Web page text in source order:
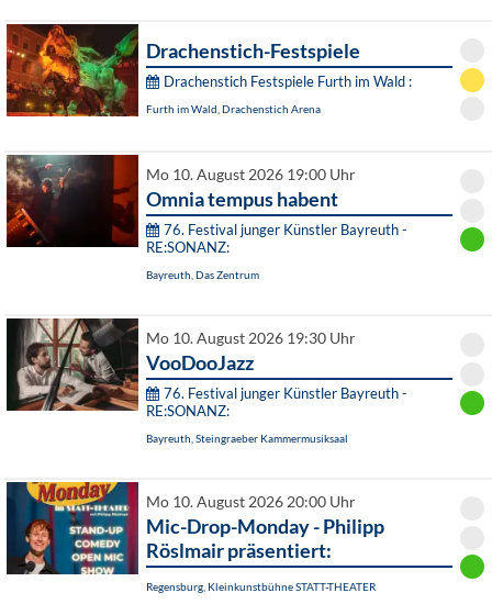
Drachenstich-Festspiele
Drachenstich Festspiele Furth im Wald :
Furth im Wald, Drachenstich Arena
Mo 10. August 2026 19:00 Uhr
Omnia tempus habent
76. Festival junger Künstler Bayreuth -
RE:SONANZ:
Bayreuth, Das Zentrum
Mo 10. August 2026 19:30 Uhr
VooDooJazz
76. Festival junger Künstler Bayreuth -
RE:SONANZ:
Bayreuth, Steingraeber Kammermusiksaal
Mo 10. August 2026 20:00 Uhr
Mic-Drop-Monday - Philipp
Röslmair präsentiert:
Regensburg, Kleinkunstbühne STATT-THEATER